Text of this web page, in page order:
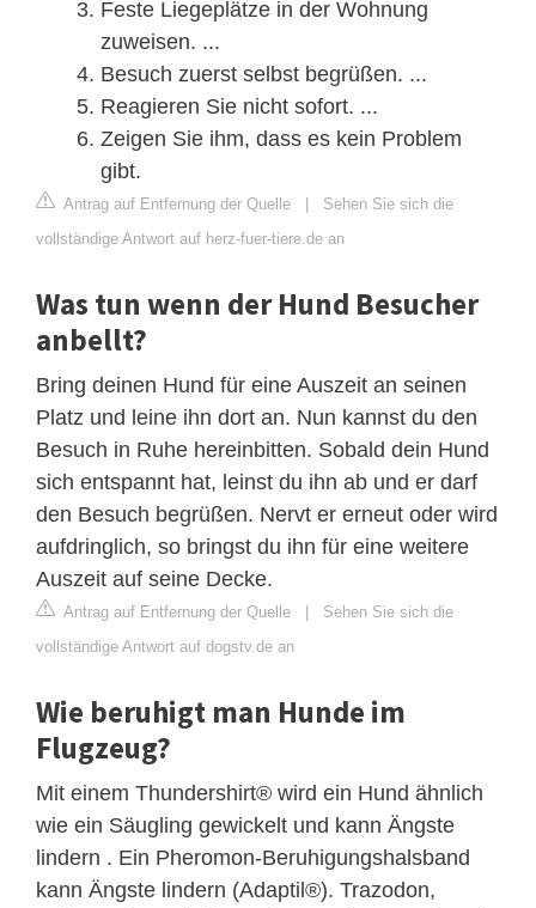
Feste Liegeplätze in der Wohnung
zuweisen. ...
Besuch zuerst selbst begrüßen. ...
Reagieren Sie nicht sofort. ...
Zeigen Sie ihm, dass es kein Problem
gibt.
Antrag auf Entfernung der Quelle | Sehen Sie sich die
vollständige Antwort auf herz-fuer-tiere.de an
Was tun wenn der Hund Besucher
anbellt?
Bring deinen Hund für eine Auszeit an seinen
Platz und leine ihn dort an. Nun kannst du den
Besuch in Ruhe hereinbitten. Sobald dein Hund
sich entspannt hat, leinst du ihn ab und er darf
den Besuch begrüßen. Nervt er erneut oder wird
aufdringlich, so bringst du ihn für eine weitere
Auszeit auf seine Decke.
Antrag auf Entfernung der Quelle | Sehen Sie sich die
vollständige Antwort auf dogstv.de an
Wie beruhigt man Hunde im
Flugzeug?
Mit einem Thundershirt® wird ein Hund ähnlich
wie ein Säugling gewickelt und kann Ängste
lindern . Ein Pheromon-Beruhigungshalsband
kann Ängste lindern (Adaptil®). Trazodon,